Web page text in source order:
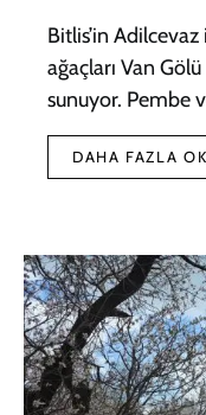
Bitlis’in
ağaçları Van
sunuyor. Pembe
DAHA FAZLA